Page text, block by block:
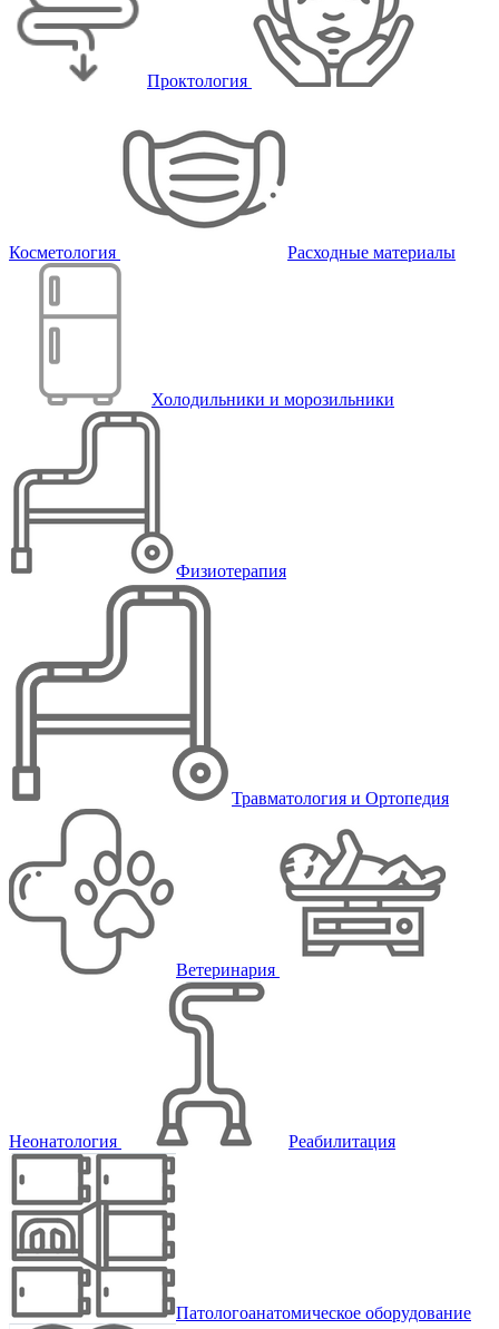
Проктология
Косметология Расходные материалы
Холодильники и морозильники
Физиотерапия
Травматология и Ортопедия
Ветеринария
Неонатология Реабилитация
Патологоанатомическое оборудование